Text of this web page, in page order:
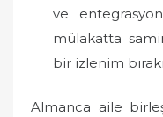
ve
mülakatta
bir izlenim
Almanca aile